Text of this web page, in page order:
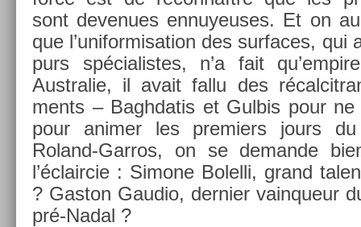
sont de­venues en­nuyeuses. Et on
que l’unifor­misa­tion des sur­faces, qui
purs spécialis­tes, n’a fait
Australie, il avait fallu des
ments – Baghdatis et Gul­bis pour
pour an­im­er les pre­mi­ers jours
Roland-Garros, on se de­man­de
l’éclair­cie : Simone Bolel­li, grand
? Gas­ton Gaudio, de­rni­er vain­queur
pré-Nadal ?